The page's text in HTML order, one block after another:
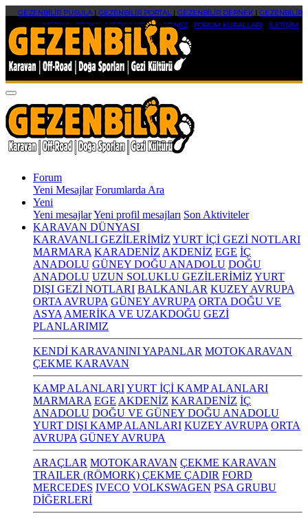
GEZENBİLİR PUSULA| GEZENBİLİR PORTAL| GEZENBİLİR DERNEK| GEZENBİLİR
MEDYA|SOSYAL MEDYA HESAPLARIMIZ FORUM KURALLARI İLETİŞİM
Forum
Yeni Mesajlar Forumlarda Ara
Yeni
Yeni mesajlarYeni profil mesajları Son Aktiviteler
KARAVAN DÜNYASI
KARAVANLI GEZİLERİMİZ YURT İÇİ GEZİ NOTLARI
MARMARA KARADENİZ AKDENİZ EGE İÇ
ANADOLU GÜNEY DOĞU ANADOLU DOĞU
ANADOLU UZUN SOLUKLU GEZİLERİMİZ YURT
DIŞI GEZİ NOTLARI BALKANLAR KUZEY AVRUPA
ORTA AVRUPA GÜNEY AVRUPA ORTA DOĞU VE
ASYA AMERİKA VE UZAKDOĞU GEZİ
PLANLARIMIZ
KENDİ KARAVANINI YAPANLAR MOTOKARAVAN
ÇEKME KARAVAN
KAMP ALANLARIYURT İÇİ KAMP ALANLARI
MARMARA EGE AKDENİZ KARADENİZ İÇ
ANADOLU DOĞU VE GÜNEY DOĞU ANADOLU
YURT DIŞI KAMP ALANLARI KUZEY AVRUPA ORTA
AVRUPA GÜNEY AVRUPA
ARAÇLAR MOTOKARAVAN ÇEKME KARAVAN
TRAILER (RÖMORK) ÇEKME ÇADIR FORD
MERCEDES IVECO VOLKSWAGEN PSA GRUBU
DİĞERLERİ